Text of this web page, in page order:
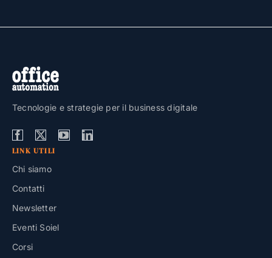
Tecnologie e strategie per il business digitale
LINK UTILI
Chi siamo
Contatti
Newsletter
Eventi Soiel
Corsi